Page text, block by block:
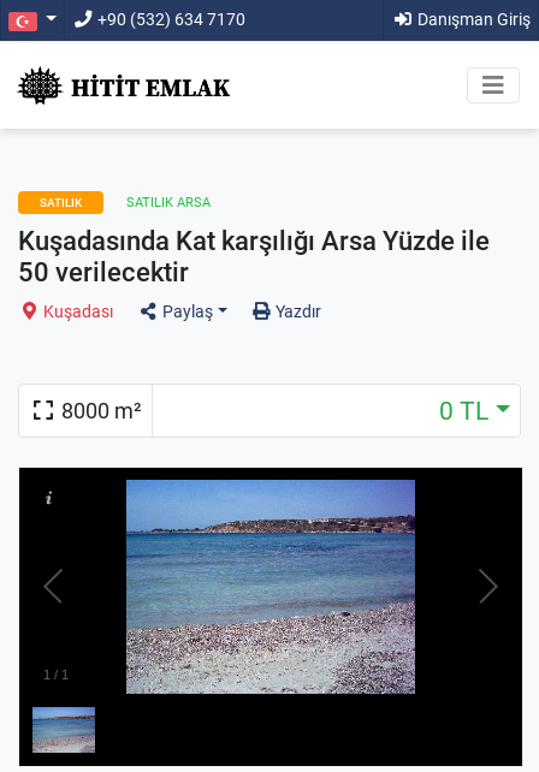
+90 (532) 634 7170 Danışman Giriş
SATILIK SATILIK ARSA
Kuşadasında Kat karşılığı Arsa Yüzde ile
50 verilecektir
Kuşadası Paylaş Yazdır
8000 m² 0 TL
1 / 1